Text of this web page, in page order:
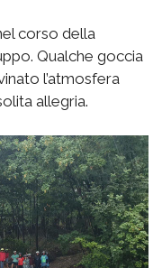
corso della
Qualche goccia
l’atmosfera
allegria.